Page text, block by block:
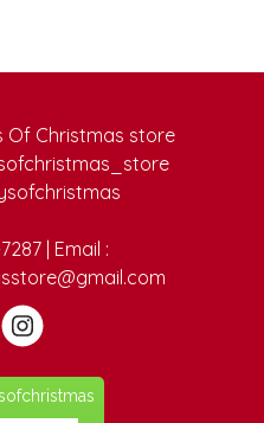
Of Christmas store
| Email :